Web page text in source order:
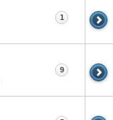
1
9